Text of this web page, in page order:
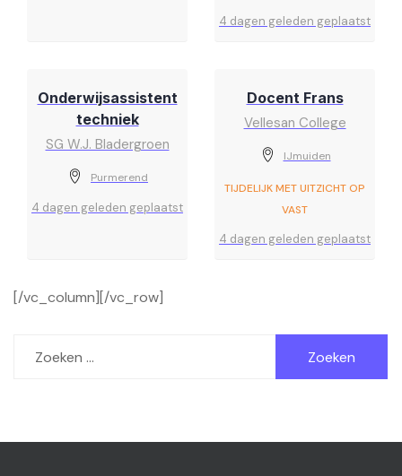
4 dagen geleden geplaatst
Onderwijsassistent
techniek
SG W.J. Bladergroen
Purmerend
4 dagen geleden geplaatst
Docent Frans
Vellesan College
IJmuiden
TIJDELIJK MET UITZICHT OP
VAST
4 dagen geleden geplaatst
[/vc_column][/vc_row]
naar: